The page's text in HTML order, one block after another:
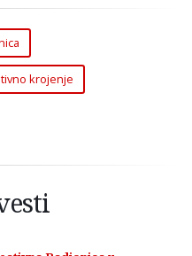
krojenje